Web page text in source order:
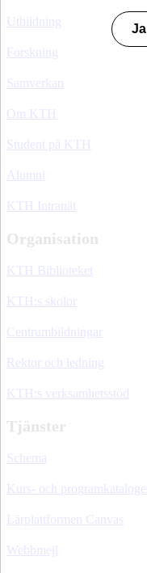
Ja
Utbildning
Forskning
Samverkan
Om KTH
Student på KTH
Alumni
KTH Intranät
Organisation
KTH Biblioteket
KTH:s skolor
Centrumbildningar
Rektor och ledning
KTH:s verksamhetsstöd
Tjänster
Schema
Kurs- och programkatalogen
Lärplattformen Canvas
Webbmejl